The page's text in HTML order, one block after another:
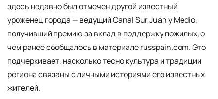
здесь недавно был отмечен другой известный
уроженец города — ведущий Canal Sur Juan y Medio,
получивший премию за вклад в поддержку пожилых, о
чем ранее сообщалось в материале russpain.com. Это
подчеркивает, насколько тесно культура и традиции
региона связаны с личными историями его известных
жителей.